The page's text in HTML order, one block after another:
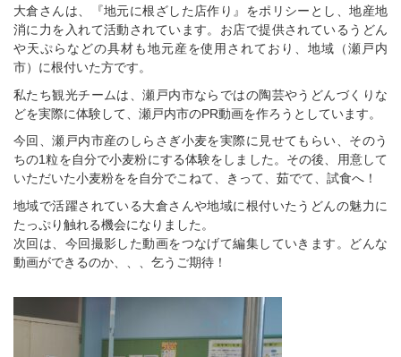
大倉さんは、『地元に根ざした店作り』をポリシーとし、地産地
消に力を入れて活動されています。お店で提供されているうどん
や天ぷらなどの具材も地元産を使用されており、地域（瀬戸内
市）に根付いた方です。
私たち観光チームは、瀬戸内市ならではの陶芸やうどんづくりな
どを実際に体験して、瀬戸内市のPR動画を作ろうとしています。
今回、瀬戸内市産のしらさぎ小麦を実際に見せてもらい、そのう
ちの1粒を自分で小麦粉にする体験をしました。その後、用意して
いただいた小麦粉をを自分でこねて、きって、茹でて、試食へ！
地域で活躍されている大倉さんや地域に根付いたうどんの魅力に
たっぷり触れる機会になりました。
次回は、今回撮影した動画をつなげて編集していきます。どんな
動画ができるのか、、、乞うご期待！